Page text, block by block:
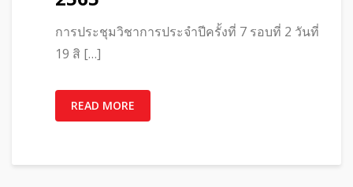
การประชุมวิชาการประจำปีครั้งที่ 7 รอบที่ 2 วันที่
19 สิ […]
READ MORE